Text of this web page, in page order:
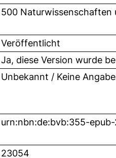
500 Naturwissenschaften
Veröffentlicht
Ja, diese Version wurde
Unbekannt / Keine Angabe
urn:nbn:de:bvb:355-
23054